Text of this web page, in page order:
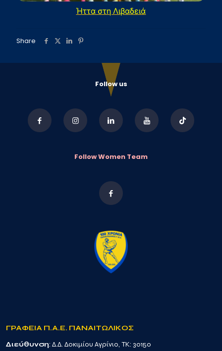
Ήττα στη Λιβαδειά
Share
Follow us
Follow Women Team
ΓΡΑΦΕΙΑ Π.Α.Ε. ΠΑΝΑΙΤΩΛΙΚΟΣ
Διεύθυνση: Δ.Δ. Δοκιμίου Αγρίνιο, TK: 30150